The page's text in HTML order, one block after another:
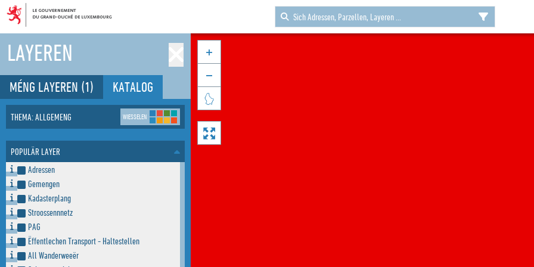
LAYEREN
MÉNG LAYEREN (1) KATALOG
THEMA: ALLGEMENG WIESSELEN
POPULÄR LAYER
Adressen
Gemengen
Kadasterplang
Stroossennnetz
PAG
Ëffentlechen Transport - Haltestellen
All Wanderweeër



